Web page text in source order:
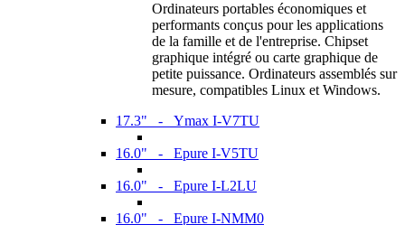
Ordinateurs portables économiques et
performants conçus pour les applications
de la famille et de l'entreprise. Chipset
graphique intégré ou carte graphique de
petite puissance. Ordinateurs assemblés sur
mesure, compatibles Linux et Windows.
17.3" - Ymax I-V7TU
16.0" - Epure I-V5TU
16.0" - Epure I-L2LU
16.0" - Epure I-NMM0